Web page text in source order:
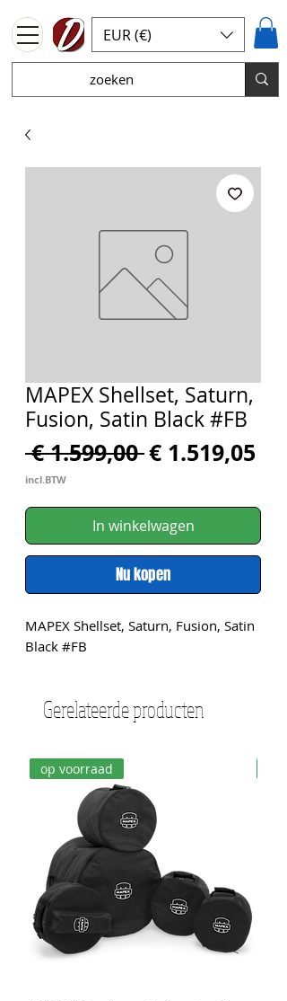
EUR (€)
MAPEX Shellset, Saturn,
Fusion, Satin Black #FB
€ 1.599,00 Normale
€ 1.519,05
incl.BTW
In winkelwagen
Nu kopen
MAPEX Shellset, Saturn, Fusion, Satin
Black #FB
Gerelateerde producten
op voorraad